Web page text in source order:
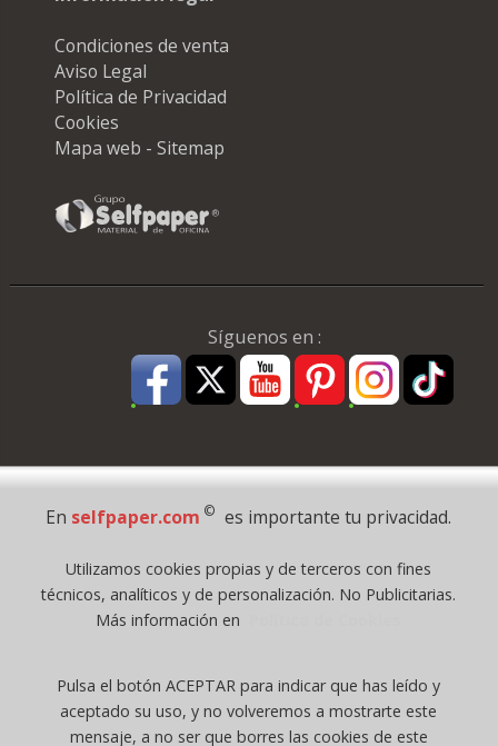
Condiciones de venta
Aviso Legal
Política de Privacidad
Cookies
Mapa web - Sitemap
Síguenos en :
Pago Seguro
Todos los derechos reservados
©selfpaper.com, y las webs de ©gruposelfpaper.org están gestionadas, y
Registro Mercantil de Valencia ( España ) CEE:
Tomo 7263, Libro 4565, Folio 1, Sección 8, Hoja V-85203.
En selfpaper.com © es importante tu privacidad.
Utilizamos cookies propias y de terceros con fines
técnicos, analíticos y de personalización. No Publicitarias.
Más información en
Pulsa el botón ACEPTAR para indicar que has leído y
aceptado su uso, y no volveremos a mostrarte este
mensaje, a no ser que borres las cookies de este